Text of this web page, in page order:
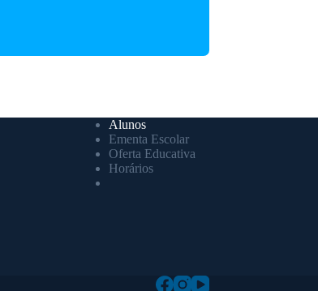
Alunos
Ementa Escolar
Oferta Educativa
Horários